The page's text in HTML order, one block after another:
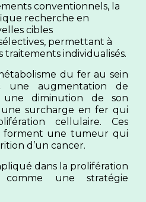
conventionnels, la
recherche en
cibles
permettant à
traitements individualisés.
du fer au sein
une augmentation de
diminution de son
surcharge en fer qui
cellulaire. Ces
forment une tumeur qui
d’un cancer.
dans la prolifération
comme une stratégie